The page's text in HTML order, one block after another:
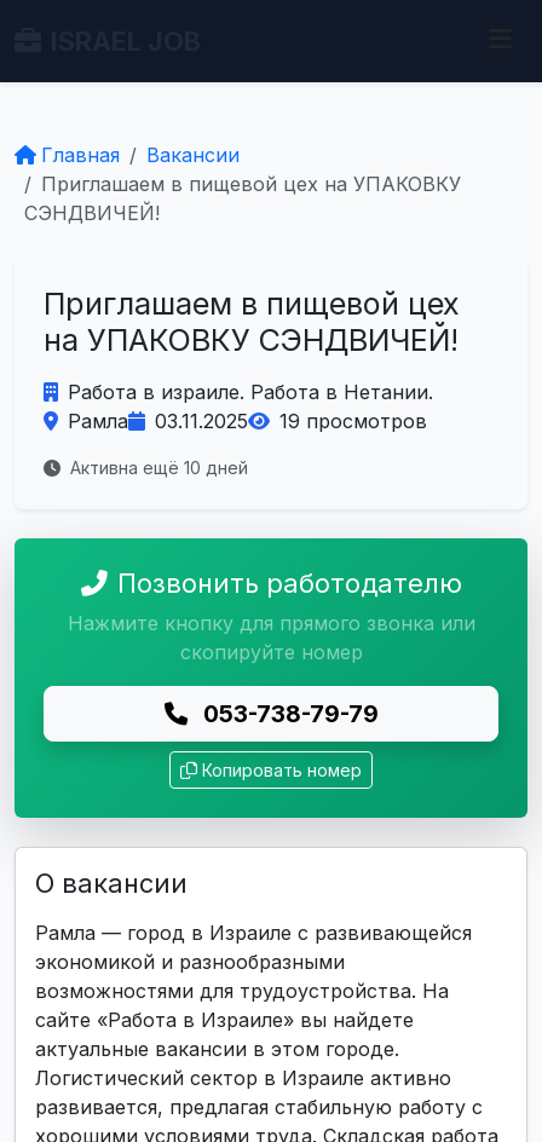
Главная
Вакансии
Приглашаем в пищевой цех на УПАКОВКУ
СЭНДВИЧЕЙ!
Приглашаем в пищевой цех
на УПАКОВКУ СЭНДВИЧЕЙ!
Работа в израиле. Работа в Нетании.
Рамла
03.11.2025 19 просмотров
Активна ещё 10 дней
Позвонить работодателю
Нажмите кнопку для прямого звонка или
скопируйте номер
053-738-79-79
Копировать номер
О вакансии
Рамла — город в Израиле с развивающейся
экономикой и разнообразными
возможностями для трудоустройства. На
сайте «Работа в Израиле» вы найдете
актуальные вакансии в этом городе.
Логистический сектор в Израиле активно
развивается, предлагая стабильную работу с
хорошими условиями труда. Складская работа